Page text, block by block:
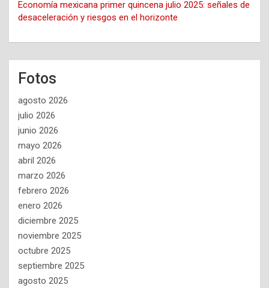
Economía mexicana primer quincena julio 2025: señales de
desaceleración y riesgos en el horizonte
Fotos
agosto 2026
julio 2026
junio 2026
mayo 2026
abril 2026
marzo 2026
febrero 2026
enero 2026
diciembre 2025
noviembre 2025
octubre 2025
septiembre 2025
agosto 2025